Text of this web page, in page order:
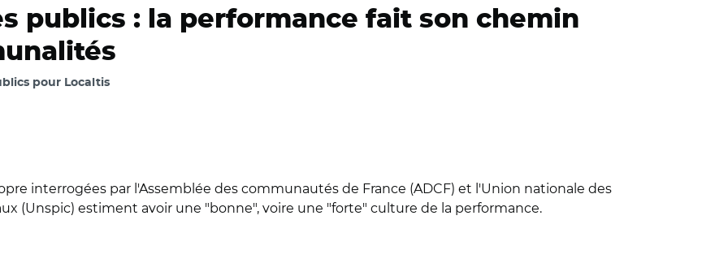
publics : la performance fait son chemin
pour Localtis
interrogées par l'Assemblée des communautés de France (ADCF) et l'Union nationale des
(Unspic) estiment avoir une "bonne", voire une "forte" culture de la performance.